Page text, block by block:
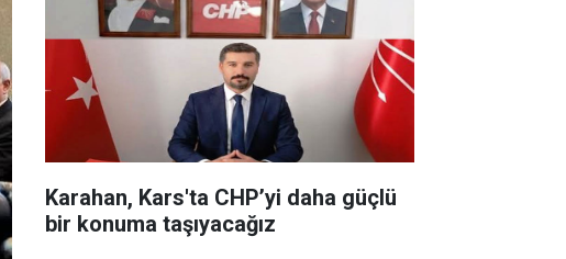
Karahan, Kars'ta CHP’yi daha güçlü
bir konuma taşıyacağız